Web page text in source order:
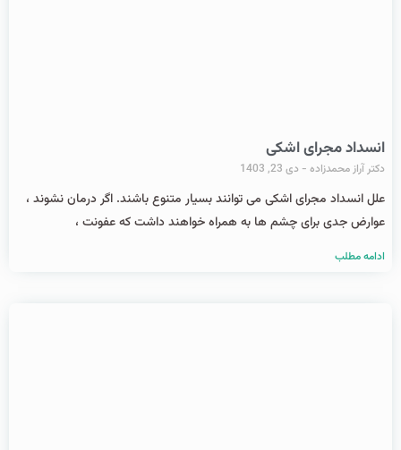
انسداد مجرای اشکی
دکتر آراز محمدزاده دی 23, 1403
علل انسداد مجرای اشکی می توانند بسیار متنوع باشند. اگر درمان نشوند ،
عوارض جدی برای چشم‌ ها به همراه خواهند داشت که عفونت ،
ادامه مطلب